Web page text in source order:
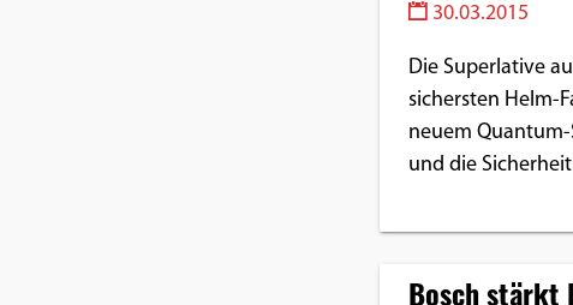
30.03.2015
Die Superlative
sichersten Helm-
neuem Quantum-
und die
Bosch stärkt
Social Media Plattformen anzeigen zu